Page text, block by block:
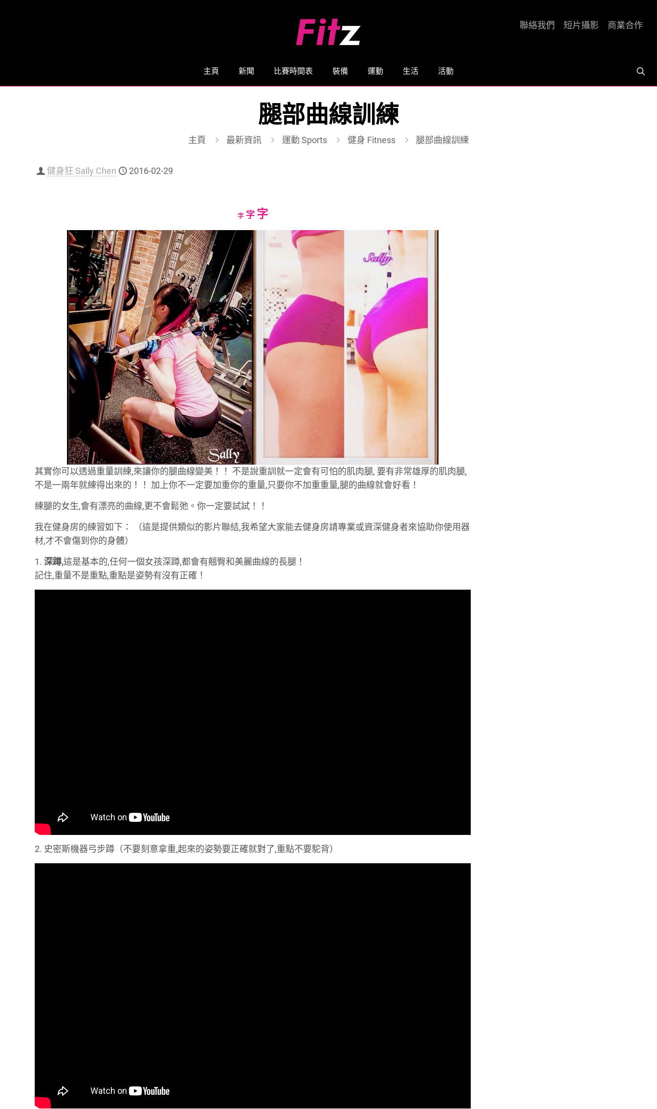
主頁 新聞 比賽時間表 裝備 運動 生活 活動
聯絡我們 短片攝影 商業合作
腿部曲線訓練
主頁 最新資訊 運動 Sports 健身 Fitness 腿部曲線訓練
健身狂 Sally Chen 2016-02-29
字Decrease
size.
字Reset
字Increase
font
size.
其實你可以透過重量訓練,來讓你的腿曲線變美！！ 不是說重訓就一定會有可怕的肌肉腿, 要有非常雄厚的肌肉腿,
不是一兩年就練得出來的！！ 加上你不一定要加重你的重量,只要你不加重重量,腿的曲線就會好看！
練腿的女生,會有漂亮的曲線,更不會鬆弛。你一定要試試！！
我在健身房的練習如下： （這是提供類似的影片聯結,我希望大家能去健身房請專業或資深健身者來協助你使用器
材,才不會傷到你的身體）
1.深蹲,這是基本的,任何一個女孩深蹲,都會有翹臀和美麗曲線的長腿！
記住,重量不是重點,重點是姿勢有沒有正確！
2. 史密斯機器弓步蹲（不要刻意拿重,起來的姿勢要正確就對了,重點不要駝背）